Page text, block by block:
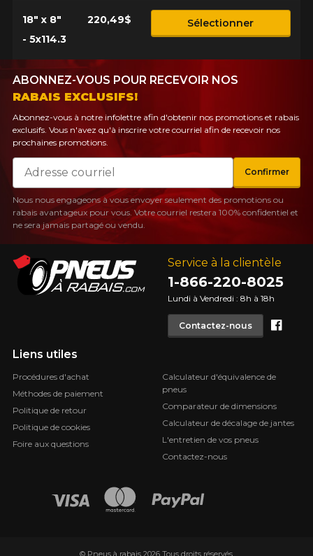
18" x 8"
- 5x114.3
220,49$ Sélectionner
Service à la clientèle
1-866-220-8025
Lundi à Vendredi : 8h à 18h
Contactez-nous
Liens utiles
Procédures d'achat
Méthodes de paiement
Politique de retour
Politique de cookies
Foire aux questions
Calculateur d'équivalence de
pneus
Comparateur de dimensions
Calculateur de décalage de jantes
L'entretien de vos pneus
Contactez-nous
ABONNEZ-VOUS POUR RECEVOIR NOS
RABAIS EXCLUSIFS!
Abonnez-vous à notre infolettre afin d'obtenir nos promotions et rabais
exclusifs. Vous n'avez qu'à inscrire votre courriel afin de recevoir nos
prochaines promotions.
Courriel
Confirmer
Nous nous engageons à vous envoyer seulement des promotions ou
rabais avantageux pour vous. Votre courriel restera 100% confidentiel et
ne sera jamais partagé ou vendu.
© Pneus à rabais 2026 Tous droits réservés.